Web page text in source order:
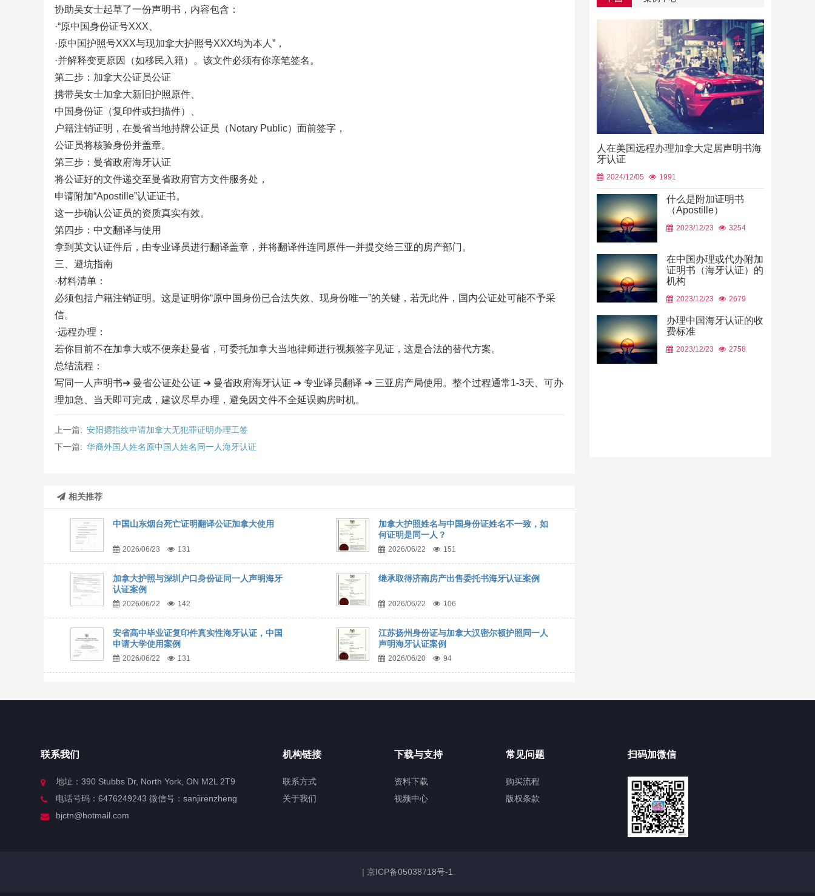
协助吴女士起草了一份声明书，内容包含：
·“原中国身份证号XXX、
·原中国护照号XXX与现加拿大护照号XXX均为本人”，
·并解释变更原因（如移民入籍）。该文件必须有你亲笔签名。
第二步：加拿大公证员公证
携带吴女士加拿大新旧护照原件、
中国身份证（复印件或扫描件）、
户籍注销证明，在曼省当地持牌公证员（Notary Public）面前签字，
公证员将核验身份并盖章。
第三步：曼省政府海牙认证
将公证好的文件递交至曼省政府官方文件服务处，
申请附加“Apostille”认证证书。
这一步确认公证员的资质真实有效。
第四步：中文翻译与使用
拿到英文认证件后，由专业译员进行翻译盖章，并将翻译件连同原件一并提交给三亚的房产部门。
三、避坑指南
·材料清单：
必须包括户籍注销证明。这是证明你“原中国身份已合法失效、现身份唯一”的关键，若无此件，国内公证处可能不予采
信。
·远程办理：
若你目前不在加拿大或不便亲赴曼省，可委托加拿大当地律师进行视频签字见证，这是合法的替代方案。
总结流程：
写同一人声明书➔ 曼省公证处公证 ➔ 曼省政府海牙认证 ➔ 专业译员翻译 ➔ 三亚房产局使用。整个过程通常1-3天、可办
理加急、当天即可完成，建议尽早办理，避免因文件不全延误购房时机。
上一篇: 安阳摁指纹申请加拿大无犯罪证明办理工签
下一篇: 华裔外国人姓名原中国人姓名同一人海牙认证
相关推荐
中国山东烟台死亡证明翻译公证加拿大使用
2026/06/23 131
加拿大护照姓名与中国身份证姓名不一致，如
何证明是同一人？
2026/06/22 151
加拿大护照与深圳户口身份证同一人声明海牙
认证案例
2026/06/22 142
继承取得济南房产出售委托书海牙认证案例
2026/06/22 106
安省高中毕业证复印件真实性海牙认证，中国
申请大学使用案例
2026/06/22 131
江苏扬州身份证与加拿大汉密尔顿护照同一人
声明海牙认证案例
2026/06/20 94
人在美国远程办理加拿大定居声明书海
牙认证
2024/12/05 1991
什么是附加证明书
（Apostille）
2023/12/23 3254
在中国办理或代办附加
证明书（海牙认证）的
机构
2023/12/23 2679
办理中国海牙认证的收
费标准
2023/12/23 2758
联系我们
地址：390 Stubbs Dr, North York, ON M2L 2T9
电话号码：6476249243 微信号：sanjirenzheng
bjctn@hotmail.com
机构链接
联系方式
关于我们
下载与支持
资料下载
视频中心
常见问题
购买流程
版权条款
扫码加微信
| 京ICP备05038718号-1